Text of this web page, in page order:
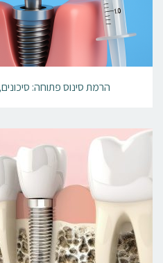
הרמת סינוס פתוחה: